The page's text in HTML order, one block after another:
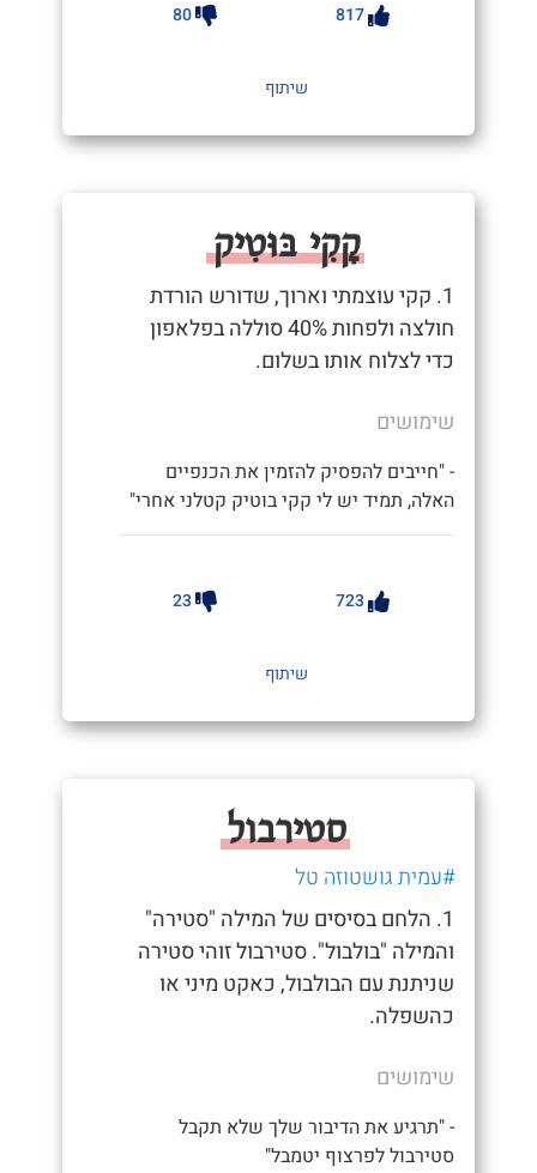
817
80
שיתוף
קָקִי בּוּטִיק
1. קקי עוצמתי וארוך, שדורש הורדת
חולצה ולפחות 40% סוללה בפלאפון
כדי לצלוח אותו בשלום.
שימושים
- "חייבים להפסיק להזמין את הכנפיים
האלה, תמיד יש לי קקי בוטיק קטלני אחרי"
723
23
שיתוף
סטירבול
#עמית גושטוזה טל
1. הלחם בסיסים של המילה "סטירה"
והמילה "בולבול". סטירבול זוהי סטירה
שניתנת עם הבולבול, כאקט מיני או
כהשפלה.
שימושים
- "תרגיע את הדיבור שלך שלא תקבל
סטירבול לפרצוף יטמבל"